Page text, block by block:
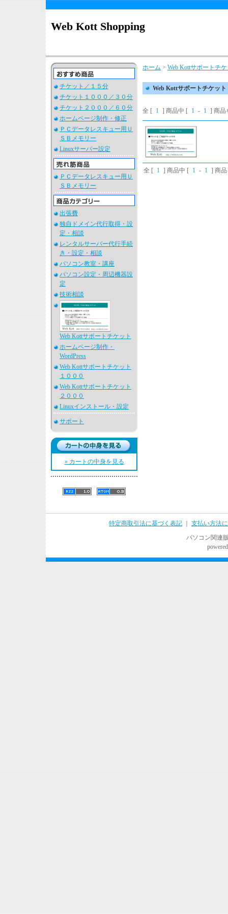
Web Kott Shopping
チケット／１５分
チケット１０００／３０分
チケット２０００／６０分
ホームページ制作・修正
ＰＣデータレスキュー用Ｕ
ＳＢメモリー
Linuxサーバー設定
ＰＣデータレスキュー用Ｕ
ＳＢメモリー
出張費
独自ドメイン代行取得・設
定・相談
レンタルサーバー代行手続
き・設定・相談
パソコン教室・講座
パソコン設定・周辺機器設
定
技術相談
Web Kottサポートチケット
ホームページ制作・
WordPress
Web Kottサポートチケット
１０００
Web Kottサポートチケット
２０００
Linuxインストール・設定
サポート
» カートの中身を見る
ホーム > Web Kottサポートチ
Web Kottサポートチケット
全 [ 1 ] 商品中 [ 1 - 1 ] 商品
全 [ 1 ] 商品中 [ 1 - 1 ] 商
特定商取引法に基づく表記
支払い方法
パソコン関連